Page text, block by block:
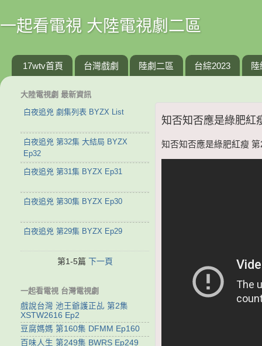
一起看電視 大陸電視劇二區
17wtv首頁 台灣戲劇 陸劇二區 台綜2023 陸
知否知否應是綠肥紅
知否知否應是綠肥紅瘦
大陸電視劇 最新資訊
白夜追兇 劇集列表 BYZX List
白夜追兇 第32集 大結局 BYZX
Ep32
白夜追兇 第31集 BYZX Ep31
白夜追兇 第30集 BYZX Ep30
白夜追兇 第29集 BYZX Ep29
第1-5篇 下一頁
一起看電視 台灣電視劇
戲說台灣 池王爺護正乩 第2集
XSTW2616 Ep2
豆腐媽媽 第160集 DFMM Ep160
百味人生 第249集 BWRS Ep249